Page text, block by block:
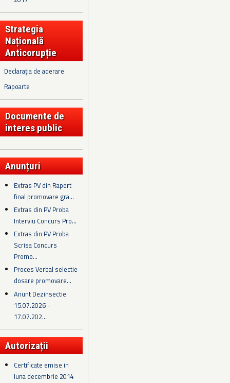
Strategia
Națională
Anticorupție
Declarația de aderare
Rapoarte
Documente de
interes public
Anunțuri
Extras PV din Raport
final promovare gra...
Extras din PV Proba
Interviu Concurs Pro...
Extras din PV Proba
Scrisa Concurs
Promo...
Proces Verbal selectie
dosare promovare...
Anunt Dezinsectie
15.07.2026 -
17.07.202...
Autorizații
Certificate emise in
luna decembrie 2014